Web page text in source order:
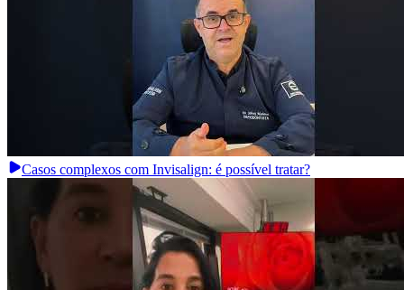
Casos complexos com Invisalign: é possível tratar?